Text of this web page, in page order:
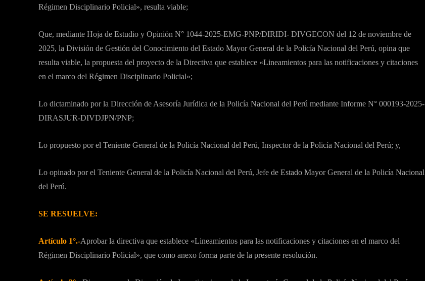
Régimen Disciplinario Policial», resulta viable;
Que, mediante Hoja de Estudio y Opinión N° 1044-2025-EMG-PNP/DIRIDI- DIVGECON del 12 de noviembre de
2025, la División de Gestión del Conocimiento del Estado Mayor General de la Policía Nacional del Perú, opina que
resulta viable, la propuesta del proyecto de la Directiva que establece «Lineamientos para las notificaciones y citaciones
en el marco del Régimen Disciplinario Policial»;
Lo dictaminado por la Dirección de Asesoría Jurídica de la Policía Nacional del Perú mediante Informe N° 000193-2025-
DIRASJUR-DIVDJPN/PNP;
Lo propuesto por el Teniente General de la Policía Nacional del Perú, Inspector de la Policía Nacional del Perú; y,
Lo opinado por el Teniente General de la Policía Nacional del Perú, Jefe de Estado Mayor General de la Policía Nacional
del Perú.
SE RESUELVE:
Artículo 1°.-Aprobar la directiva que establece «Lineamientos para las notificaciones y citaciones en el marco del
Régimen Disciplinario Policial», que como anexo forma parte de la presente resolución.